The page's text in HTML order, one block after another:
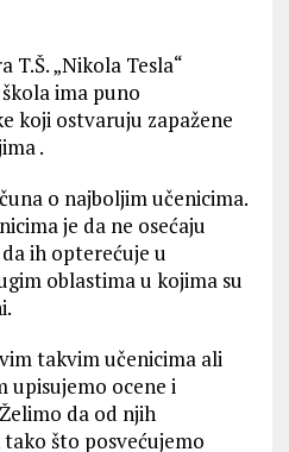
„Nikola Tesla“
škola ima puno
koji ostvaruju zapažene
.
o najboljim učenicima.
je da ne osećaju
ih opterećuje u
oblastima u kojima su
takvim učenicima ali
upisujemo ocene i
da od njih
što posvećujemo